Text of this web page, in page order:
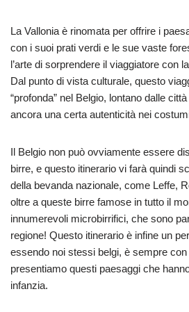
La Vallonia è rinomata per offrire i
con i suoi prati verdi e le sue vaste
l’arte di sorprendere il viaggiatore con
Dal punto di vista culturale, questo
“profonda” nel Belgio, lontano dalle
ancora una certa autenticità nei
Il Belgio non può ovviamente essere
birre, e questo itinerario vi farà quindi
della bevanda nazionale, come Leffe,
oltre a queste birre famose in tutto il
innumerevoli microbirrifici, che sono
regione! Questo itinerario è infine un
essendo noi stessi belgi, è sempre
presentiamo questi paesaggi che
infanzia.